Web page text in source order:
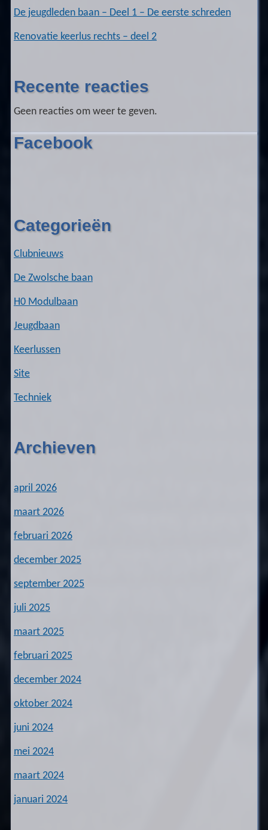
De jeugdleden baan – Deel 1 – De eerste schreden
Renovatie keerlus rechts – deel 2
Recente reacties
Geen reacties om weer te geven.
Facebook
Categorieën
Clubnieuws
De Zwolsche baan
H0 Modulbaan
Jeugdbaan
Keerlussen
Site
Techniek
Archieven
april 2026
maart 2026
februari 2026
december 2025
september 2025
juli 2025
maart 2025
februari 2025
december 2024
oktober 2024
juni 2024
mei 2024
maart 2024
januari 2024